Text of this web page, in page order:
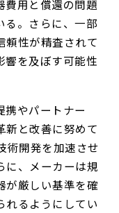
費用と償還の問題
る。さらに、一部
頼性が精査されて
響を及ぼす可能性
携やパートナー
新と改善に努めて
術開発を加速させ
に、メーカーは規
が厳しい基準を確
れるようにしてい